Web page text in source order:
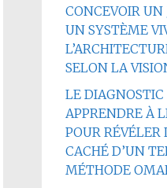
CONCEVOIR
UN SYSTÈME
SELON LA
LE
APPRENDRE À
POUR
CACHÉ D’UN
MÉTHODE